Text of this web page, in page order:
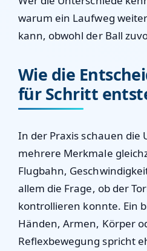
warum ein Laufweg
kann, obwohl der Ball
Wie die
für Schritt
In der Praxis schauen die
mehrere Merkmale
Flugbahn,
allem die Frage, ob der
kontrollieren konnte. Ein
Händen, Armen, Körper
Reflexbewegung spricht